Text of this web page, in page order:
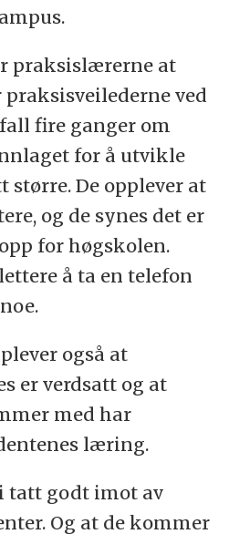
praksislærerne at
ved
fire ganger om
for å utvikle
De opplever at
og de synes det er
for høgskolen.
å ta en telefon
også at
er verdsatt og at
med har
læring.
tatt godt imot av
Og at de kommer